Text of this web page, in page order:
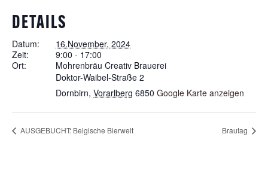
DETAILS
Datum:
16.November, 2024
Zeit:
9:00 - 17:00
Ort:
Mohrenbräu Creativ Brauerei
Doktor-Waibel-Straße 2
Dornbirn, Vorarlberg 6850 Google Karte anzeigen
AUSGEBUCHT: Belgische Bierwelt Brautag